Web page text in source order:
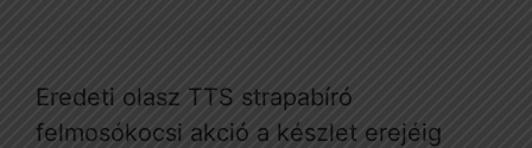
Eredeti olasz TTS strapabíró
felmosókocsi akció a készlet erejéig